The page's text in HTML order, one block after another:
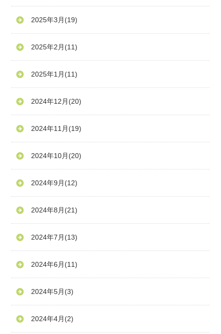
2025年3月 (19)
2025年2月 (11)
2025年1月 (11)
2024年12月 (20)
2024年11月 (19)
2024年10月 (20)
2024年9月 (12)
2024年8月 (21)
2024年7月 (13)
2024年6月 (11)
2024年5月 (3)
2024年4月 (2)